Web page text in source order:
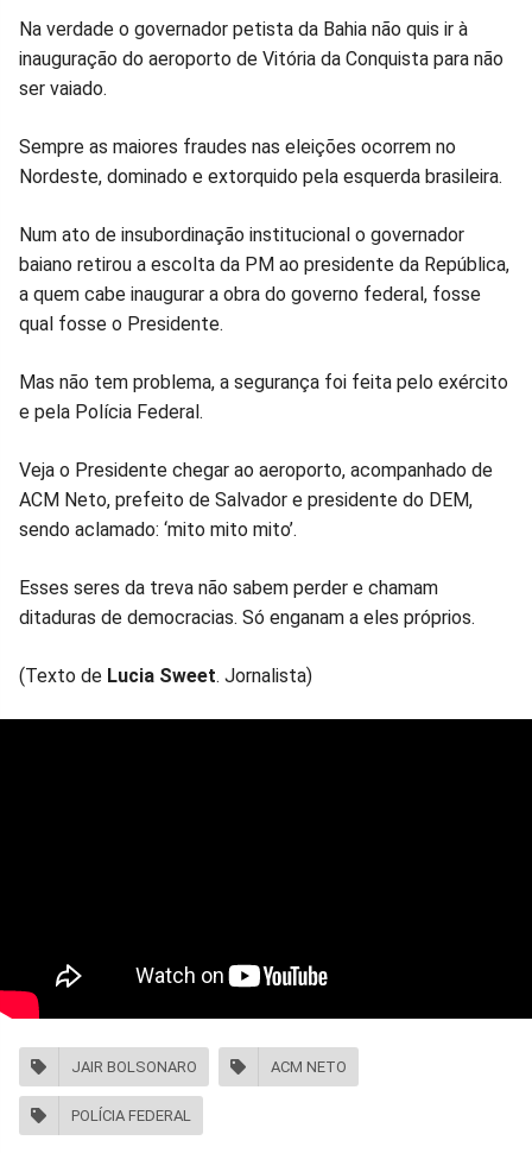
Compartilhar
no
Facebook
Compartilhar
Whatsapp
Compartilhar
Twitter
Compartilhar
Messenger
Compartilhar
TelegramGettr
Na verdade o governador petista da Bahia não quis ir à
inauguração do aeroporto de Vitória da Conquista para não
ser vaiado.
Sempre as maiores fraudes nas eleições ocorrem no
Nordeste, dominado e extorquido pela esquerda brasileira.
Num ato de insubordinação institucional o governador
baiano retirou a escolta da PM ao presidente da República,
a quem cabe inaugurar a obra do governo federal, fosse
qual fosse o Presidente.
Mas não tem problema, a segurança foi feita pelo exército
e pela Polícia Federal.
Veja o Presidente chegar ao aeroporto, acompanhado de
ACM Neto, prefeito de Salvador e presidente do DEM,
sendo aclamado: ‘mito mito mito’.
Esses seres da treva não sabem perder e chamam
ditaduras de democracias. Só enganam a eles próprios.
(Texto de Lucia Sweet. Jornalista)
JAIR BOLSONARO ACM NETO
POLÍCIA FEDERAL